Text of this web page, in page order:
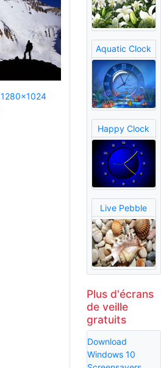
1280x1024
Aquatic Clock
Happy Clock
Live Pebble
Plus d'écrans
de veille
gratuits
Download
Windows 10